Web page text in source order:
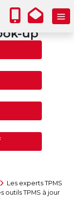
up
Les experts TPMS
TPMS à jour